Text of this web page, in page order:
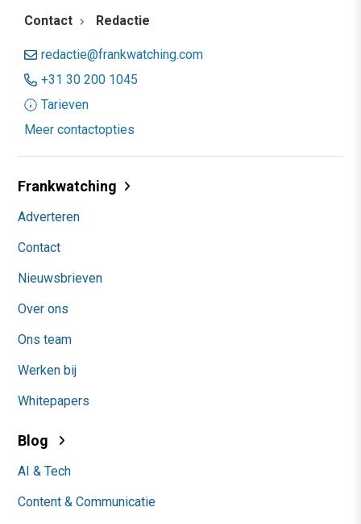
Contact Redactie
redactie@frankwatching.com
+31 30 200 1045
Tarieven
Meer contactopties
Frankwatching
Adverteren
Contact
Nieuwsbrieven
Over ons
Ons team
Werken bij
Whitepapers
Blog
AI & Tech
Content & Communicatie